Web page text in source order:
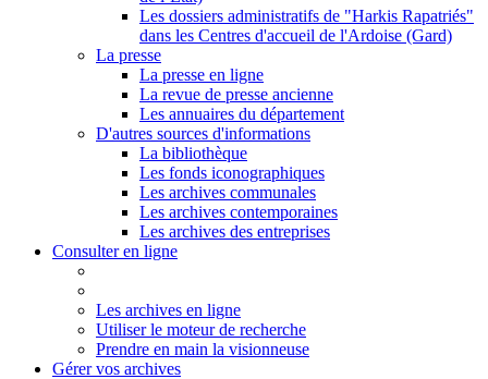
Les dossiers administratifs de "Harkis Rapatriés"
dans les Centres d'accueil de l'Ardoise (Gard)
La presse
La presse en ligne
La revue de presse ancienne
Les annuaires du département
D'autres sources d'informations
La bibliothèque
Les fonds iconographiques
Les archives communales
Les archives contemporaines
Les archives des entreprises
Consulter en ligne
Les archives en ligne
Utiliser le moteur de recherche
Prendre en main la visionneuse
Gérer vos archives